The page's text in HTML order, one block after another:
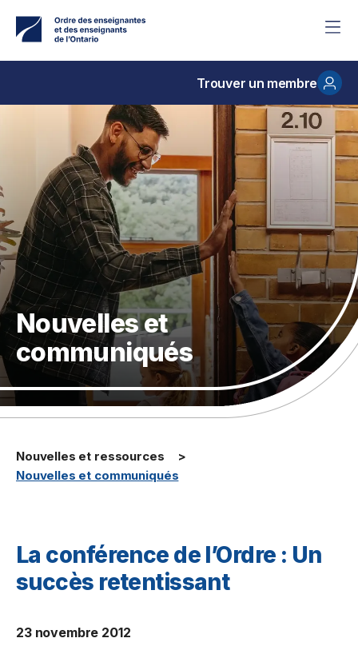
contenu
Trouver un membre
Nouvelles et
communiqués
Nouvelles et ressources
Nouvelles et communiqués
La conférence de l’Ordre : Un
succès retentissant
23 novembre 2012